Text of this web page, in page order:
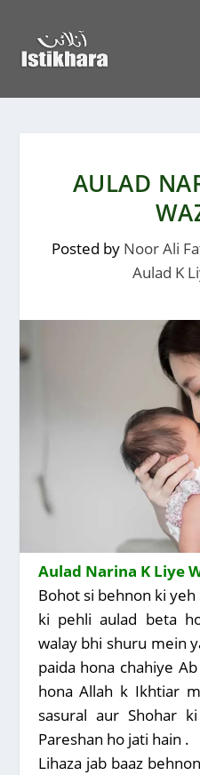
AULAD
Posted by Noor Ali
Aulad K
Aulad Narina K Liye
Bohot si behnon ki
ki pehli aulad beta
walay bhi shuru mein
paida hona chahiye
hona Allah k Ikhtiar
sasural aur Shohar
Pareshan ho jati hain .
Lihaza jab baaz